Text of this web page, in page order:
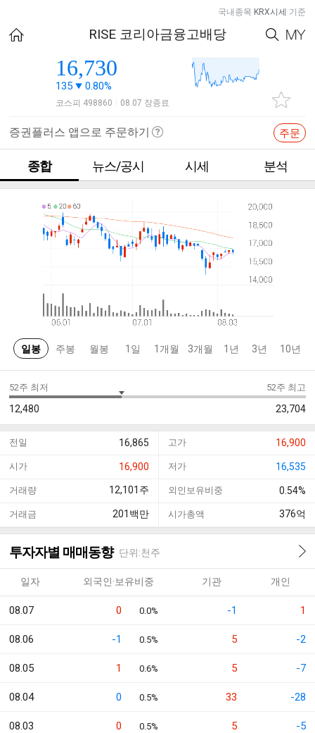
국내종목 KRX시세 기준
RISE 코리아금융고배당
16,730
135 0.80%
코스피 498860 08.07 장종료
증권플러스 앱으로 주문하기 주문
종합 뉴스/공시 시세 분석
일봉 주봉 월봉 1일 1개월 3개월 1년 3년 10년
52주 최저
12,480
52주 최고
23,704
전일 16,865 고가 16,900
시가 16,900 저가 16,535
거래량 12,101 주 외인보유비중 0.54%
거래금 201 백만 시가총액 376억
투자자별 매매동향 단위:천주
일자 외국인·보유비중 기관 개인
08.07 0 0.0% -1 1
08.06 -1 0.5% 5 -2
08.05 1 0.6% 5 -7
08.04 0 0.5% 33 -28
08.03 0 0.5% 5 -5